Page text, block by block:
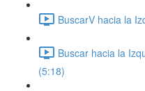
BuscarV hacia la
Buscar hacia la
(5:18)